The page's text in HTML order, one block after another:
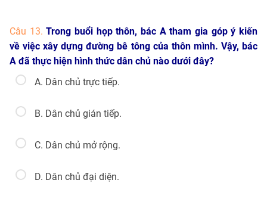
Câu 13.Trong buổi họp thôn, bác A tham gia góp ý kiến
về việc xây dựng đường bê tông của thôn mình. Vậy, bác
A đã thực hiện hình thức dân chủ nào dưới đây?
A. Dân chủ trực tiếp.
B. Dân chủ gián tiếp.
C. Dân chủ mở rộng.
D. Dân chủ đại diện.